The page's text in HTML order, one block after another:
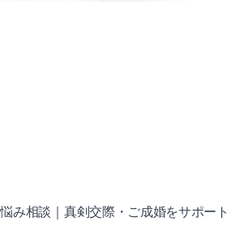
み相談｜真剣交際・ご成婚をサポート